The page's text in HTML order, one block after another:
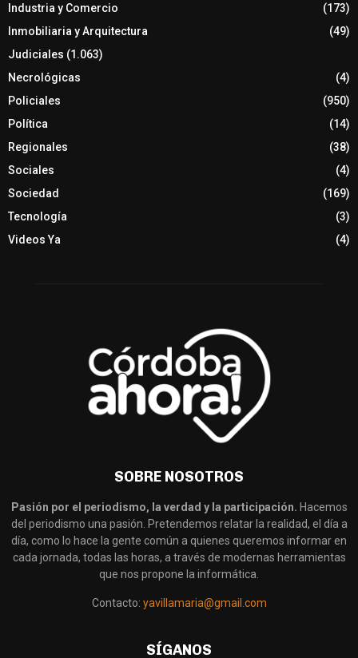
Industria y Comercio
(173)
Inmobiliaria y Arquitectura
(49)
Judiciales (1.063)
Necrológicas
(4)
Policiales
(950)
Política
(14)
Regionales
(38)
Sociales
(4)
Sociedad
(169)
Tecnología
(3)
Videos Ya
(4)
SOBRE NOSOTROS
Pasión por el periodismo, la verdad y la participación. Hacemos
del periodismo una pasión. Pretendemos relatar la realidad, el día a
día, como lo hace la gente común a quienes queremos informar en
cada jornada, todas las horas, a través de modernas herramientas
que nos propone la informática.
Contacto: yavillamaria@gmail.com
SÍGANOS